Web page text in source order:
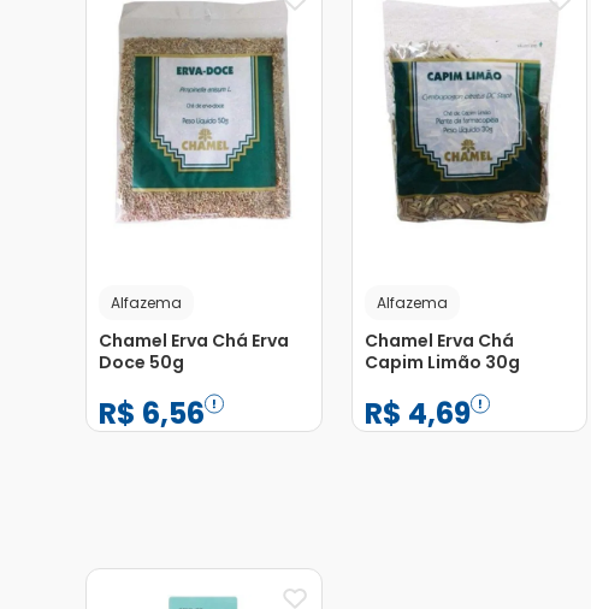
Alfazema
Chamel Erva Chá Erva
Doce 50g
R$ 6,56
Alfazema
Chamel Erva Chá
Capim Limão 30g
R$ 4,69